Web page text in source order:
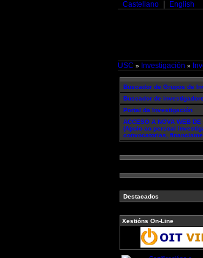
Castellano English
USC » Investigación »
Buscador de Grupos de
Buscador de
Portal da Investigación
ACCESO A NOVA WEB
(Apoio ao persoal
convocatorias,
Destacados
Xestións On-Line